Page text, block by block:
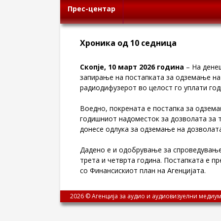
Прес-центар
Хроника од 10 седница
Скопје, 10 март 2026 година – На
запирање на постапката за одземање
радиодифузерот во целост го уплати
Воедно, покрената е постапка за
годишниот надоместок за дозволата за
донесе одлука за одземање на
Дадено е и одобрување за
трета и четврта година. Постапката е
со Финансискиот план на Агенцијата.
2026 © Агенција за аудио и аудиовизуелни